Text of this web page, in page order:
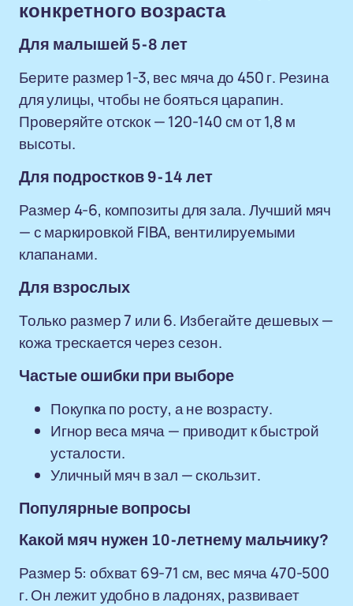
конкретного возраста
Для малышей 5-8 лет
Берите размер 1-3, вес мяча до 450 г. Резина
для улицы, чтобы не бояться царапин.
Проверяйте отскок — 120-140 см от 1,8 м
высоты.
Для подростков 9-14 лет
Размер 4-6, композиты для зала. Лучший мяч
— с маркировкой FIBA, вентилируемыми
клапанами.
Для взрослых
Только размер 7 или 6. Избегайте дешевых —
кожа трескается через сезон.
Частые ошибки при выборе
Покупка по росту, а не возрасту.
Игнор веса мяча — приводит к быстрой
усталости.
Уличный мяч в зал — скользит.
Популярные вопросы
Какой мяч нужен 10-летнему мальчику?
Размер 5: обхват 69-71 см, вес мяча 470-500
г. Он лежит удобно в ладонях, развивает